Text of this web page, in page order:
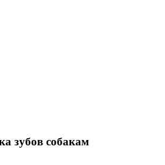
зубов собакам